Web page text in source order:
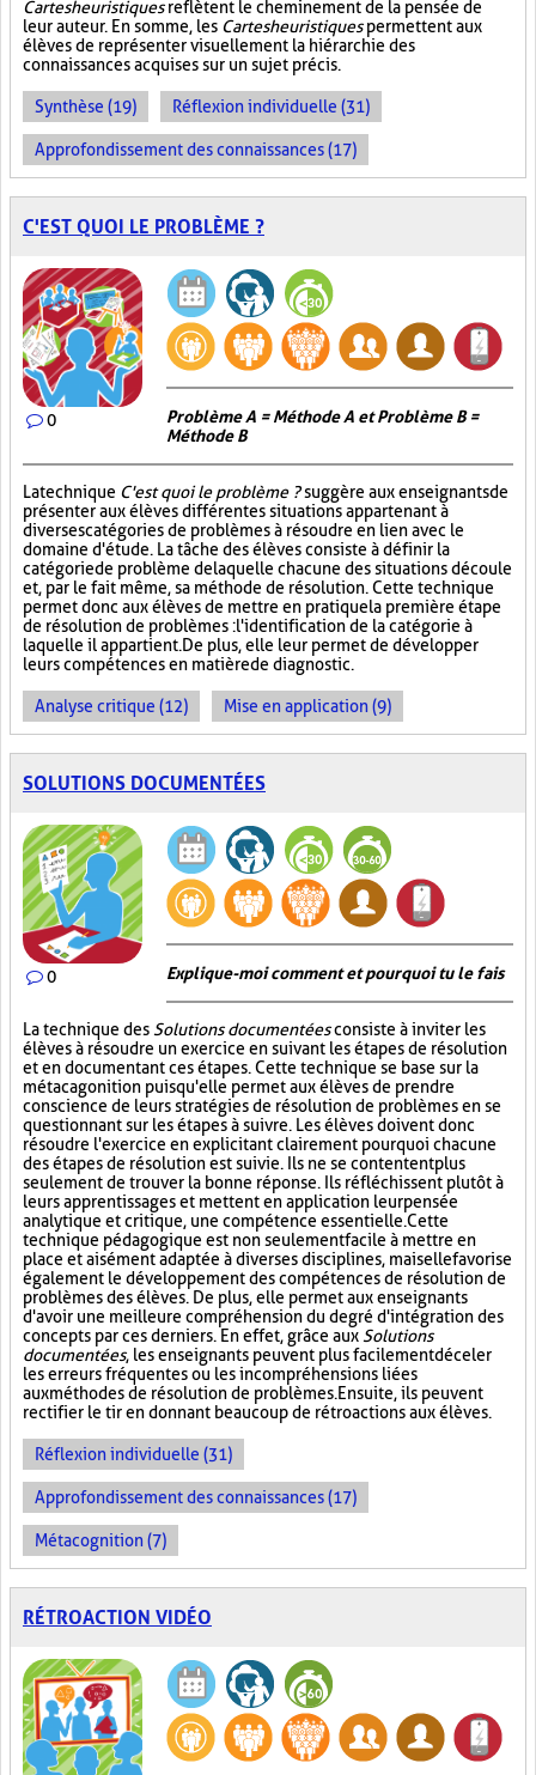
Cartes heuristiquesreflètent le cheminement de la pensée de
leur auteur. En somme, les Cartes heuristiquespermettent aux
élèves de représenter visuellement la hiérarchie des
connaissances acquises sur un sujet précis.
Synthèse (19) Réflexion individuelle (31)
Approfondissement des connaissances (17)
C'EST QUOI LE PROBLÈME ?
0
Problème A = Méthode A et Problème B =
Méthode B
La technique C'est quoi le problème ?suggère aux enseignants de
présenter aux élèves différentes situations appartenant à
diverses catégories de problèmes à résoudre en lien avec le
domaine d'étude. La tâche des élèves consiste à définir la
catégorie de problème de laquelle chacune des situations découle
et, par le fait même, sa méthode de résolution. Cette technique
permet donc aux élèves de mettre en pratique la première étape
de résolution de problèmes : l'identification de la catégorie à
laquelle il appartient. De plus, elle leur permet de développer
leurs compétences en matière de diagnostic.
Analyse critique (12) Mise en application (9)
SOLUTIONS DOCUMENTÉES
0 Explique-moi comment et pourquoi tu le fais
La technique des Solutions documentéesconsiste à inviter les
élèves à résoudre un exercice en suivant les étapes de résolution
et en documentant ces étapes. Cette technique se base sur la
métacagonition puisqu'elle permet aux élèves de prendre
conscience de leurs stratégies de résolution de problèmes en se
questionnant sur les étapes à suivre. Les élèves doivent donc
résoudre l'exercice en explicitant clairement pourquoi chacune
des étapes de résolution est suivie. Ils ne se contentent plus
seulement de trouver la bonne réponse. Ils réfléchissent plutôt à
leurs apprentissages et mettent en application leur pensée
analytique et critique, une compétence essentielle. Cette
technique pédagogique est non seulement facile à mettre en
place et aisément adaptée à diverses disciplines, mais elle favorise
également le développement des compétences de résolution de
problèmes des élèves. De plus, elle permet aux enseignants
d'avoir une meilleure compréhension du degré d'intégration des
concepts par ces derniers. En effet, grâce aux Solutions
documentées, les enseignants peuvent plus facilement déceler
les erreurs fréquentes ou les incompréhensions liées
aux méthodes de résolution de problèmes. Ensuite, ils peuvent
rectifier le tir en donnant beaucoup de rétroactions aux élèves.
Réflexion individuelle (31)
Approfondissement des connaissances (17)
Métacognition (7)
RÉTROACTION VIDÉO